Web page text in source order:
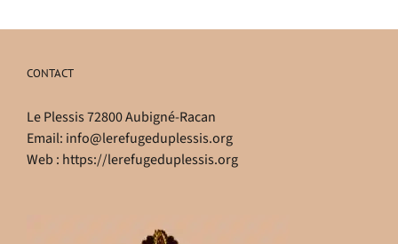
CONTACT
Le Plessis 72800 Aubigné-Racan
Email: info@lerefugeduplessis.org
Web : https://lerefugeduplessis.org